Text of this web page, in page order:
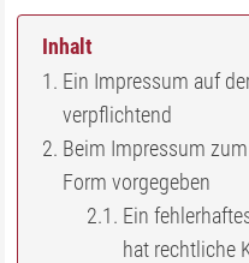
Inhalt
Ein Impressum auf
verpflichtend
Beim Impressum
Form vorgegeben
Ein
hat rechtliche